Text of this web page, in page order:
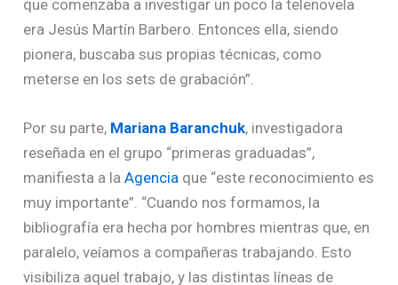
que comenzaba a investigar un poco la telenovela
era Jesús Martín Barbero. Entonces ella, siendo
pionera, buscaba sus propias técnicas, como
meterse en los sets de grabación”.
Por su parte, Mariana Baranchuk, investigadora
reseñada en el grupo “primeras graduadas”,
manifiesta a laAgencia que “este reconocimiento es
muy importante”. “Cuando nos formamos, la
bibliografía era hecha por hombres mientras que, en
paralelo, veíamos a compañeras trabajando. Esto
visibiliza aquel trabajo, y las distintas líneas de